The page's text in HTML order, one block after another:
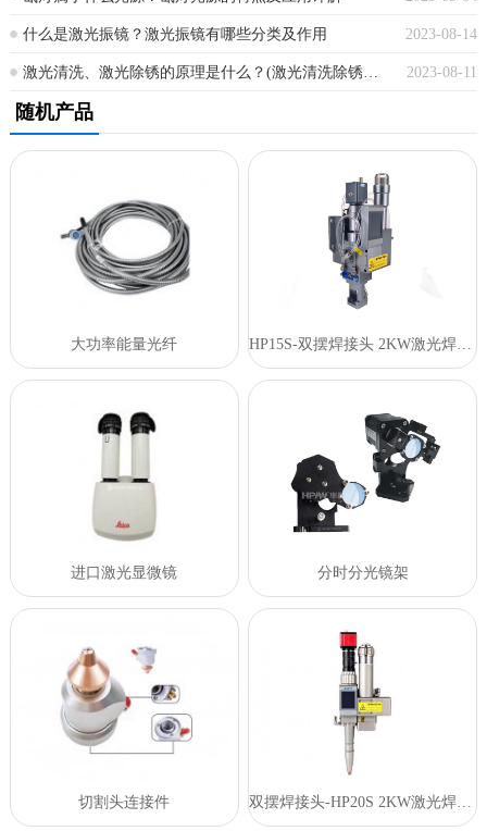
2023-08-14
什么是激光振镜？激光振镜有哪些分类及作用
2023-08-11
激光清洗、激光除锈的原理是什么？(激光清洗除锈机原理)
随机产品
大功率能量光纤
进口激光显微镜 分时分光镜架
切割头连接件